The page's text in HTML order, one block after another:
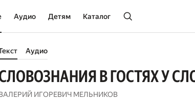
Аудио Детям Каталог
Аудио
В ГОСТЯХ У
ИГОРЕВИЧ МЕЛЬНИКОВ